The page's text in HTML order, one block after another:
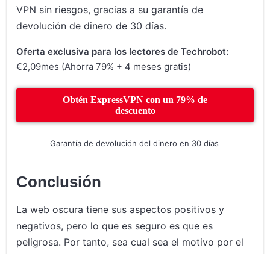
VPN sin riesgos, gracias a su garantía de
devolución de dinero de 30 días.
Oferta exclusiva para los lectores de Techrobot:
€2,09mes (Ahorra 79% + 4 meses gratis)
Obtén ExpressVPN con un 79% de
descuento
Garantía de devolución del dinero en 30 días
Conclusión
La web oscura tiene sus aspectos positivos y
negativos, pero lo que es seguro es que es
peligrosa. Por tanto, sea cual sea el motivo por el